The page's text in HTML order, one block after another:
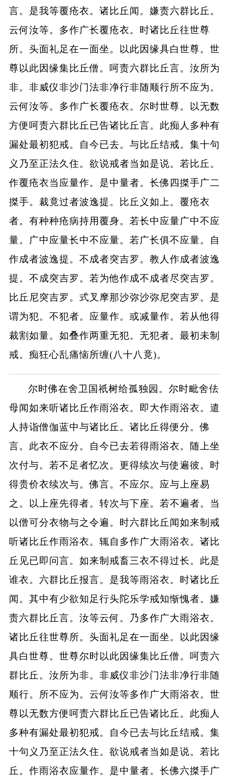
言。是我等覆疮衣。诸比丘闻。嫌责六群比丘。
云何汝等。多作广长覆疮衣。时诸比丘往世尊
所。头面礼足在一面坐。以此因缘具白世尊。世
尊以此因缘集比丘僧。呵责六群比丘言。汝所为
非。非威仪非沙门法非净行非随顺行所不应为。
云何汝等。多作广长覆疮衣。尔时世尊。以无数
方便呵责六群比丘已告诸比丘言。此痴人多种有
漏处最初犯戒。自今已去。与比丘结戒。集十句
义乃至正法久住。欲说戒者当如是说。若比丘。
作覆疮衣当应量作。是中量者。长佛四搩手广二
搩手。裁竟过者波逸提。比丘义如上。覆疮衣
者。有种种疮病持用覆身。若长中应量广中不应
量。广中应量长中不应量。若广长俱不应量。自
作成者波逸提。不成者突吉罗。教人作成者波逸
提。不成突吉罗。若为他作成不成者尽突吉罗。
比丘尼突吉罗。式叉摩那沙弥沙弥尼突吉罗。是
谓为犯。不犯者。应量作。或减量作。若从他得
裁割如量。如叠作两重无犯。无犯者。最初未制
戒。痴狂心乱痛恼所缠(八十八竟)。
尔时佛在舍卫国祇树给孤独园。尔时毗舍佉
母闻如来听诸比丘作雨浴衣。即大作雨浴衣。遣
人持诣僧伽蓝中与诸比丘。诸比丘得便分。佛
言。此衣不应分。自今已去若得雨浴衣。随上坐
次付与。若不足者忆次。更得续次与使遍彼。时
得贵价衣续次与。佛言。不应尔。应与上座易
之。以上座先得者。转次与下座。若不遍者。当
以僧可分衣物与之令遍。时六群比丘闻如来制戒
听诸比丘作雨浴衣。辄自多作广大雨浴衣。诸比
丘见已即问言。如来制戒畜三衣不得过长。此是
谁衣。六群比丘报言。是我等雨浴衣。时诸比丘
闻。其中有少欲知足行头陀乐学戒知惭愧者。嫌
责六群比丘言。汝等云何。乃多作广大雨浴衣。
诸比丘往世尊所。头面礼足在一面坐。以此因缘
具白世尊。世尊尔时以此因缘集比丘僧。呵责六
群比丘。汝所为非。非威仪非沙门法非净行非随
顺行。所不应为。云何汝等多作广大雨浴衣。世
尊以无数方便呵责六群比丘已告诸比丘。此痴人
多种有漏处最初犯戒。自今已去与比丘结戒。集
十句义乃至正法久住。欲说戒者当如是说。若比
丘。作雨浴衣应量作。是中量者。长佛六搩手广